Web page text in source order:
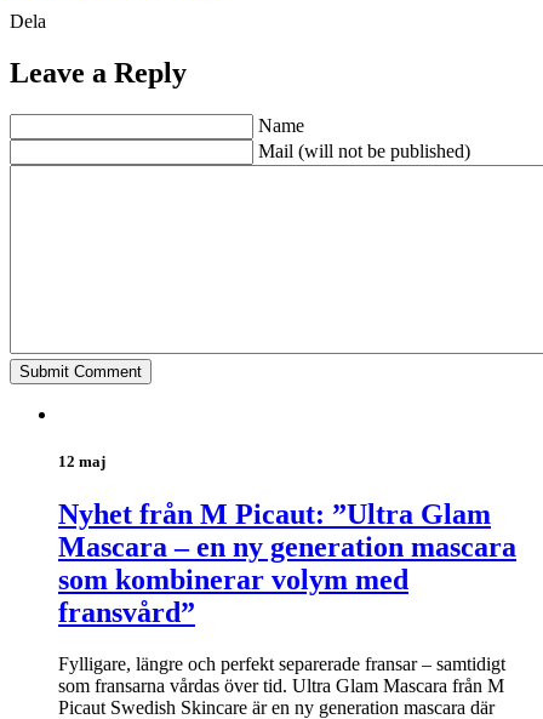
Dela
Leave a Reply
Name
Mail (will not be published)
12 maj
Nyhet från M Picaut: ”Ultra Glam
Mascara – en ny generation mascara
som kombinerar volym med
fransvård”
Fylligare, längre och perfekt separerade fransar – samtidigt
som fransarna vårdas över tid. Ultra Glam Mascara från M
Picaut Swedish Skincare är en ny generation mascara där